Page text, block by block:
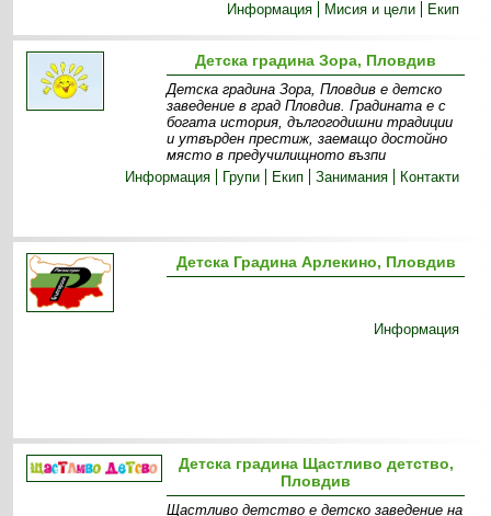
Информация
Мисия и цели Екип
Детска градина Зора, Пловдив
Детска градина Зора, Пловдив е детско
заведение в град Пловдив. Градината е с
богата история, дългогодишни традиции
и утвърден престиж, заемащо достойно
място в предучилищното възпи
Информация
Групи Екип Занимания Контакти
Детска Градина Арлекино, Пловдив
Информация
Детска градина Щастливо детство,
Пловдив
Щастливо детство е детско заведение на